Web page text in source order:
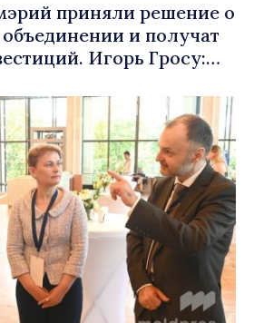
приняли решение о
и получат
Игорь Гросу:
шанс